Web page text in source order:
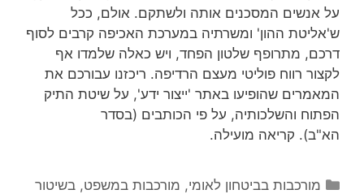
על אנשים המסכנים אותה ולשתקם. אולם, ככל
ש'אליטת ההון' ומשרתיה במערכת האכיפה קרבים לסוף
דרכם, מתרופף שלטון הפחד, ויש כאלה שלמדו אף
לקצור רווח פוליטי מעצם הרדיפה. ריכזנו עבורכם את
המאמרים שהופיעו באתר 'ייצור ידע', על שיטת התיק
הפתוח והשלכותיה, על פי הכותבים (בסדר
הא"ב). קריאה מועילה.
קטגוריות
מורכבות בביטחון לאומי, מורכבות במשפט, בשיטור